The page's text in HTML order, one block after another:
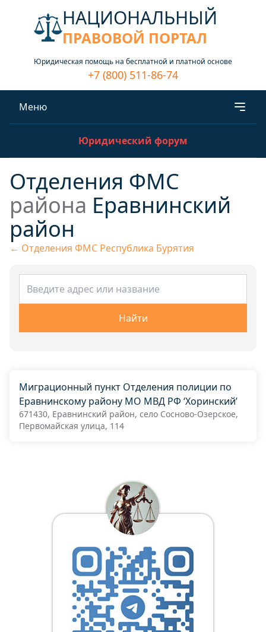
НАЦИОНАЛЬНЫЙ
ПРАВОВОЙ ПОРТАЛ
Юридическая помощь на бесплатной и платной основе
+7 (800) 511-86-74
Меню
Юридический форум
Отделения ФМС
района Еравнинский
район
← Отделения ФМС Республика Бурятия
Найти
Миграционный пункт Отделения полиции по
Еравнинскому району МО МВД РФ ‘Хоринский’
671430, Еравнинский район, село Сосново-Озерское,
Первомайская улица, 114